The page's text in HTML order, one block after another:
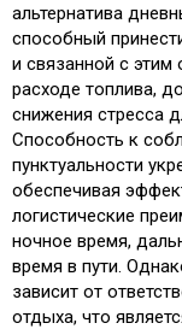
альтернатива
способный
и связанной с
расходе топлива,
снижения стресса
Способность к
пунктуальности
обеспечивая
логистические
ночное время,
время в пути.
зависит от
отдыха, что